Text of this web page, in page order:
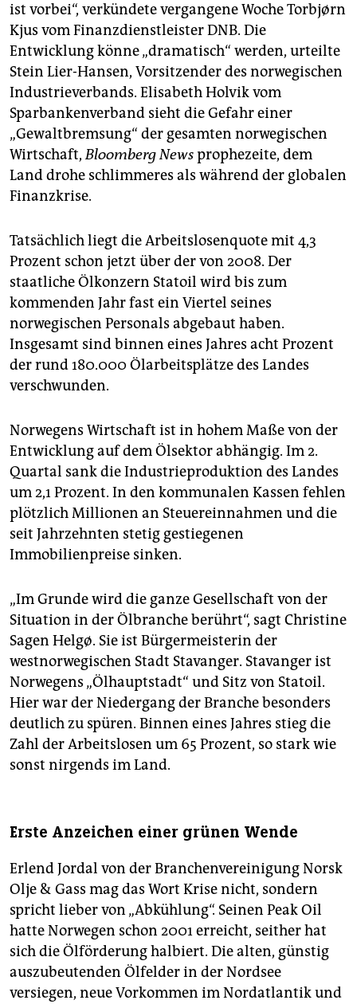
ist vorbei“, verkündete vergangene Woche Torbjørn
Kjus vom Finanzdienstleister DNB. Die
Entwicklung könne „dramatisch“ werden, urteilte
Stein Lier-Hansen, Vorsitzender des norwegischen
Industrieverbands. Elisabeth Holvik vom
Sparbankenverband sieht die Gefahr einer
„Gewaltbremsung“ der gesamten norwegischen
Wirtschaft,Bloomberg Newsprophezeite, dem
Land drohe schlimmeres als während der globalen
Finanzkrise.
Tatsächlich liegt die Arbeitslosenquote mit 4,3
Prozent schon jetzt über der von 2008. Der
staatliche Ölkonzern Statoil wird bis zum
kommenden Jahr fast ein Viertel seines
norwegischen Personals abgebaut haben.
Insgesamt sind binnen eines Jahres acht Prozent
der rund 180.000 Ölarbeitsplätze des Landes
verschwunden.
Norwegens Wirtschaft ist in hohem Maße von der
Entwicklung auf dem Ölsektor abhängig. Im 2.
Quartal sank die Industrieproduktion des Landes
um 2,1 Prozent. In den kommunalen Kassen fehlen
plötzlich Millionen an Steuereinnahmen und die
seit Jahrzehnten stetig gestiegenen
Immobilienpreise sinken.
„Im Grunde wird die ganze Gesellschaft von der
Situation in der Ölbranche berührt“, sagt Christine
Sagen Helgø. Sie ist Bürgermeisterin der
westnorwegischen Stadt Stavanger. Stavanger ist
Norwegens „Ölhauptstadt“ und Sitz von Statoil.
Hier war der Niedergang der Branche besonders
deutlich zu spüren. Binnen eines Jahres stieg die
Zahl der Arbeitslosen um 65 Prozent, so stark wie
sonst nirgends im Land.
Erste Anzeichen einer grünen Wende
Erlend Jordal von der Branchenvereinigung Norsk
Olje & Gass mag das Wort Krise nicht, sondern
spricht lieber von „Abkühlung“. Seinen Peak Oil
hatte Norwegen schon 2001 erreicht, seither hat
sich die Ölförderung halbiert. Die alten, günstig
auszubeutenden Ölfelder in der Nordsee
versiegen, neue Vorkommen im Nordatlantik und